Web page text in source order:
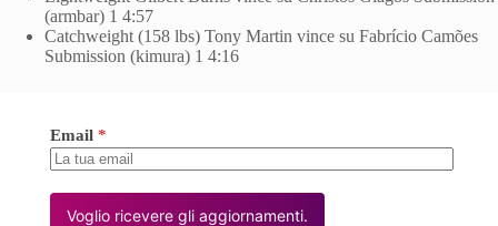
(armbar) 1 4:57
Catchweight (158 lbs) Tony Martin vince su Fabrício Camões
Submission (kimura) 1 4:16
Email *
Voglio ricevere gli aggiornamenti.